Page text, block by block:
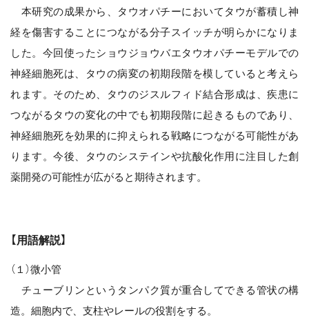
本研究の成果から、タウオパチーにおいてタウが蓄積し神
経を傷害することにつながる分子スイッチが明らかになりま
した。今回使ったショウジョウバエタウオパチーモデルでの
神経細胞死は、タウの病変の初期段階を模していると考えら
れます。そのため、タウのジスルフィド結合形成は、疾患に
つながるタウの変化の中でも初期段階に起きるものであり、
神経細胞死を効果的に抑えられる戦略につながる可能性があ
ります。今後、タウのシステインや抗酸化作用に注目した創
薬開発の可能性が広がると期待されます。
【用語解説】
（１）微小管
チューブリンというタンパク質が重合してできる管状の構
造。細胞内で、支柱やレールの役割をする。